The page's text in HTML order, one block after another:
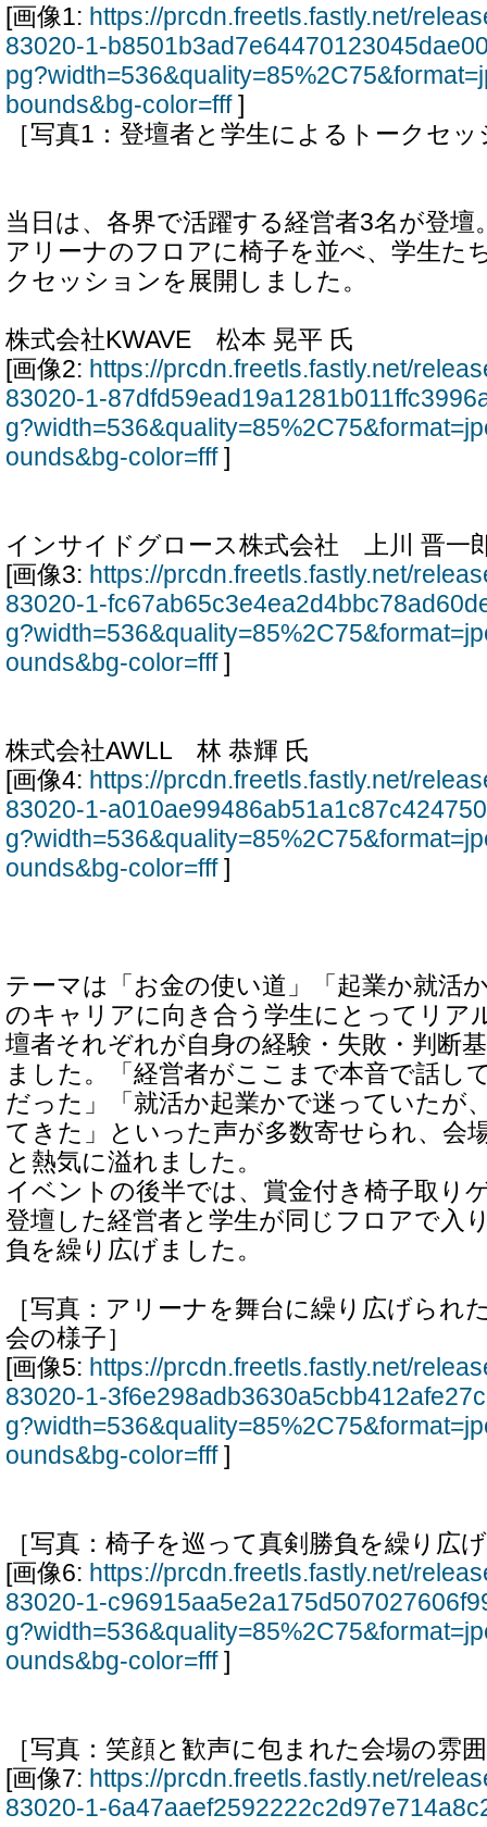
[画像1: https://prcdn.freetls.fastly.net/
83020-1-
bounds&bg-color=fff]
［写真1：登壇者と学生によるトークセ
当日は、各界で活躍する経営者3名が登壇
アリーナのフロアに椅子を並べ、学生た
クセッションを展開しました。
株式会社KWAVE 松本 晃平 氏
[画像2: https://prcdn.freetls.fastly.net/
83020-1-
ounds&bg-color=fff]
インサイドグロース株式会社 上川 晋一
[画像3: https://prcdn.freetls.fastly.net/
83020-1-
ounds&bg-color=fff]
株式会社AWLL 林 恭輝 氏
[画像4: https://prcdn.freetls.fastly.net/
83020-1-
ounds&bg-color=fff]
テーマは「お金の使い道」「起業か就活
のキャリアに向き合う学生にとってリア
壇者それぞれが自身の経験・失敗・判断
ました。「経営者がここまで本音で話し
だった」「就活か起業かで迷っていたが
てきた」といった声が多数寄せられ、会
と熱気に溢れました。
イベントの後半では、賞金付き椅子取り
登壇した経営者と学生が同じフロアで入
負を繰り広げました。
［写真：アリーナを舞台に繰り広げられ
会の様子］
[画像5: https://prcdn.freetls.fastly.net/
83020-1-
ounds&bg-color=fff]
［写真：椅子を巡って真剣勝負を繰り広
[画像6: https://prcdn.freetls.fastly.net/
83020-1-
ounds&bg-color=fff]
［写真：笑顔と歓声に包まれた会場の雰
[画像7: https://prcdn.freetls.fastly.net/
83020-1-